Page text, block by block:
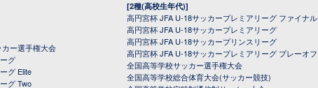
ー選手権大会
グ
グ Elite
グ Two
[2種(高校生年代)]
高円宮杯 JFA U-18サッカープレミアリーグ ファイナル
高円宮杯 JFA U-18サッカープレミアリーグ
高円宮杯 JFA U-18サッカープリンスリーグ
高円宮杯 JFA U-18サッカープレミアリーグ プレーオフ
全国高等学校サッカー選手権大会
全国高等学校総合体育大会(サッカー競技)